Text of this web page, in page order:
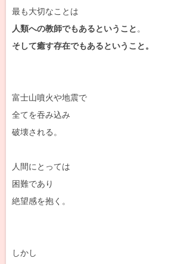
最も大切なことは
人類への教師でもあるということ 。
そして癒す存在でもあるということ。
富士山噴火や地震で
全てを吞み込み
破壊される。
人間にとっては
困難であり
絶望感を抱く。
しかし